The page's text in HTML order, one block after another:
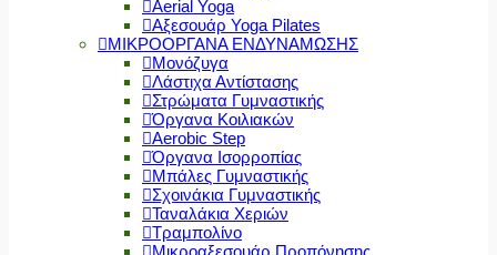
Aerial Yoga
Αξεσουάρ Yoga Pilates
ΜΙΚΡΟΟΡΓΑΝΑ ΕΝΔΥΝΑΜΩΣΗΣ
Μονόζυγα
Λάστιχα Αντίστασης
Στρώματα Γυμναστικής
Όργανα Κοιλιακών
Aerobic Step
Όργανα Ισορροπίας
Μπάλες Γυμναστικής
Σχοινάκια Γυμναστικής
Ταναλάκια Χεριών
Τραμπολίνο